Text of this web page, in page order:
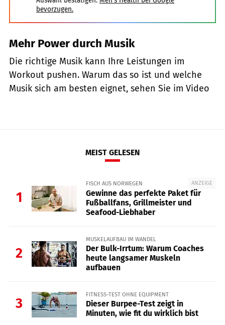
bevorzugen.
Mehr Power durch Musik
Die richtige Musik kann Ihre Leistungen im
Workout pushen. Warum das so ist und welche
Musik sich am besten eignet, sehen Sie im Video
MEIST GELESEN
1
ANZEIGE
FISCH AUS NORWEGEN
Gewinne das perfekte Paket für
Fußballfans, Grillmeister und
Seafood-Liebhaber
2
MUSKELAUFBAU IM WANDEL
Der Bulk-Irrtum: Warum Coaches
heute langsamer Muskeln
aufbauen
3
FITNESS-TEST OHNE EQUIPMENT
Dieser Burpee-Test zeigt in
Minuten, wie fit du wirklich bist